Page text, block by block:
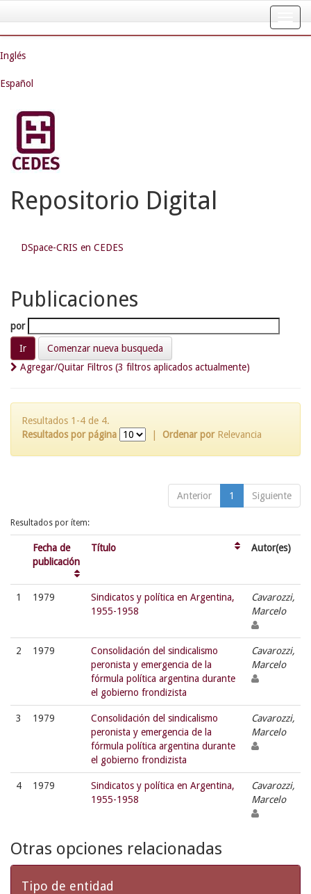
navigation
Inglés
Español
Repositorio Digital
DSpace-CRIS en CEDES
Publicaciones
por
Comenzar nueva busqueda
Agregar/Quitar Filtros (3 filtros aplicados actualmente)
Resultados 1-4 de 4.
Resultados por página
Ordenar por Relevancia
Anterior 1 Siguiente
Resultados por ítem:
Fecha de
publicación
Título Autor(es)
1 1979
Sindicatos y política en Argentina,
1955-1958
Cavarozzi,
Marcelo
2 1979
Consolidación del sindicalismo
peronista y emergencia de la
fórmula política argentina durante
el gobierno frondizista
Cavarozzi,
Marcelo
3 1979
Consolidación del sindicalismo
peronista y emergencia de la
fórmula política argentina durante
el gobierno frondizista
Cavarozzi,
Marcelo
4 1979
Sindicatos y política en Argentina,
1955-1958
Cavarozzi,
Marcelo
Otras opciones relacionadas
Tipo de entidad